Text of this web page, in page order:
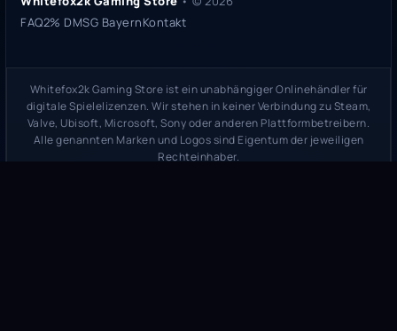
FAQ2% DMSG BayernKontakt
Whitefox2k Gaming Store ist ein unabhängiger Onlinehändler für
digitale Spielelizenzen. Wir stehen in keiner Verbindung zu Steam,
Valve, Ubisoft, Microsoft, Sony oder anderen Plattformbetreibern.
Alle genannten Marken und Logos sind Eigentum der jeweiligen
Rechteinhaber.